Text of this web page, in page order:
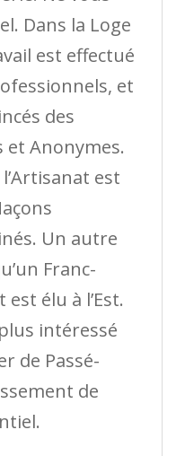
Dans la Loge
est effectué
et
des
et Anonymes.
est
Un autre
Franc-
élu à l’Est.
intéressé
de Passé-
de